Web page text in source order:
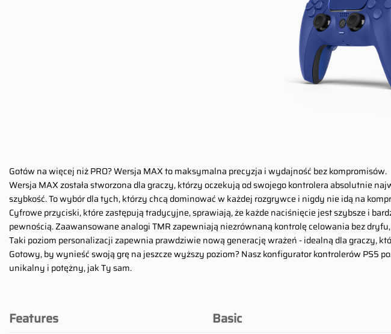
Gotów na więcej niż PRO? Wersja MAX to maksymalna precyzja i wydajność bez kompromisów.
Wersja MAX została stworzona dla graczy, którzy oczekują od swojego kontrolera absolutnie
szybkość. To wybór dla tych, którzy chcą dominować w każdej rozgrywce i nigdy nie idą na
Cyfrowe przyciski, które zastępują tradycyjne, sprawiają, że każde naciśnięcie jest szybsze i
pewnością. Zaawansowane analogi TMR zapewniają niezrównaną kontrolę celowania bez
Taki poziom personalizacji zapewnia prawdziwie nową generację wrażeń - idealną dla graczy,
Gotowy, by wynieść swoją grę na jeszcze wyższy poziom? Nasz konfigurator kontrolerów PS5
unikalny i potężny, jak Ty sam.
Features Basic